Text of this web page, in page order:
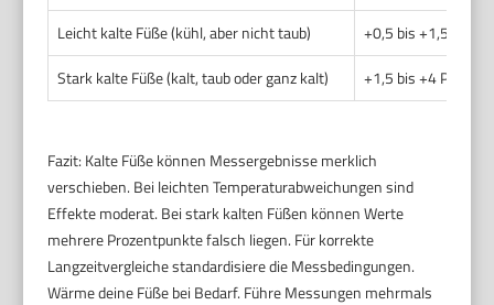
Leicht kalte Füße (kühl, aber nicht taub)
+0,5 bis +1,5
Stark kalte Füße (kalt, taub oder ganz kalt)
+1,5 bis +4
Fazit: Kalte Füße können Messergebnisse merklich
verschieben. Bei leichten Temperaturabweichungen sind
Effekte moderat. Bei stark kalten Füßen können Werte
mehrere Prozentpunkte falsch liegen. Für korrekte
Langzeitvergleiche standardisiere die Messbedingungen.
Wärme deine Füße bei Bedarf. Führe Messungen mehrmals